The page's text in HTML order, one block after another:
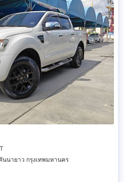
นนายาว กรุงเทพมหานคร